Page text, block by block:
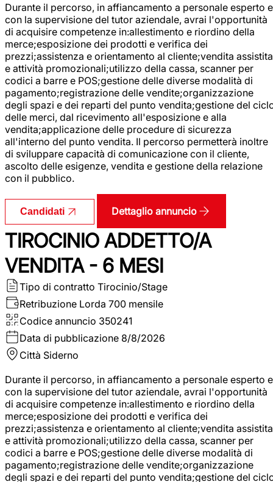
Durante il percorso, in affiancamento a personale esperto e
con la supervisione del tutor aziendale, avrai l'opportunità
di acquisire competenze in:allestimento e riordino della
merce;esposizione dei prodotti e verifica dei
prezzi;assistenza e orientamento al cliente;vendita assistita
e attività promozionali;utilizzo della cassa, scanner per
codici a barre e POS;gestione delle diverse modalità di
pagamento;registrazione delle vendite;organizzazione
degli spazi e dei reparti del punto vendita;gestione del
delle merci, dal ricevimento all'esposizione e alla
vendita;applicazione delle procedure di sicurezza
all'interno del punto vendita. Il percorso permetterà inoltre
di sviluppare capacità di comunicazione con il cliente,
ascolto delle esigenze, vendita e gestione della relazione
con il pubblico.
Candidati Dettaglio annuncio
TIROCINIO ADDETTO/A
VENDITA - 6 MESI
Tipo di contratto Tirocinio/Stage
Retribuzione Lorda 700 mensile
Codice annuncio 350241
Data di pubblicazione 8/8/2026
Città Siderno
Durante il percorso, in affiancamento a personale esperto e
con la supervisione del tutor aziendale, avrai l'opportunità
di acquisire competenze in:allestimento e riordino della
merce;esposizione dei prodotti e verifica dei
prezzi;assistenza e orientamento al cliente;vendita assistita
e attività promozionali;utilizzo della cassa, scanner per
codici a barre e POS;gestione delle diverse modalità di
pagamento;registrazione delle vendite;organizzazione
degli spazi e dei reparti del punto vendita;gestione del